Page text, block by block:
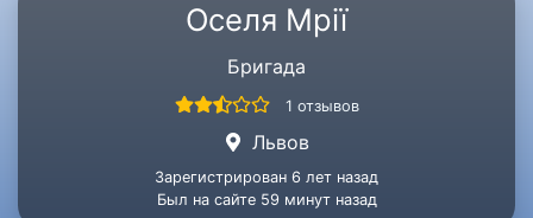
Оселя Мрії
Бригада
1 отзывов
Львов
Зарегистрирован 6 лет назад
Был на сайте 59 минут назад